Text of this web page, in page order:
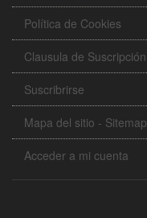
Política de Cookies
Clausula de Suscripción
Suscribrirse
Mapa del sitio - Sitemap
Acceder a mi cuenta